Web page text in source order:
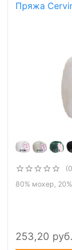
Пряжа
80% мохер,
253,20 руб.